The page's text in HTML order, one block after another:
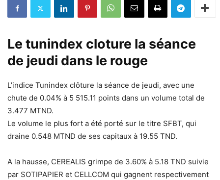
Le tunindex cloture la séance
de jeudi dans le rouge
L’indice Tunindex clôture la séance de jeudi, avec une
chute de 0.04% à 5 515.11 points dans un volume total de
3.477 MTND.
Le volume le plus fort a été porté sur le titre SFBT, qui
draine 0.548 MTND de ses capitaux à 19.55 TND.
A la hausse, CEREALIS grimpe de 3.60% à 5.18 TND suivie
par SOTIPAPIER et CELLCOM qui gagnent respectivement